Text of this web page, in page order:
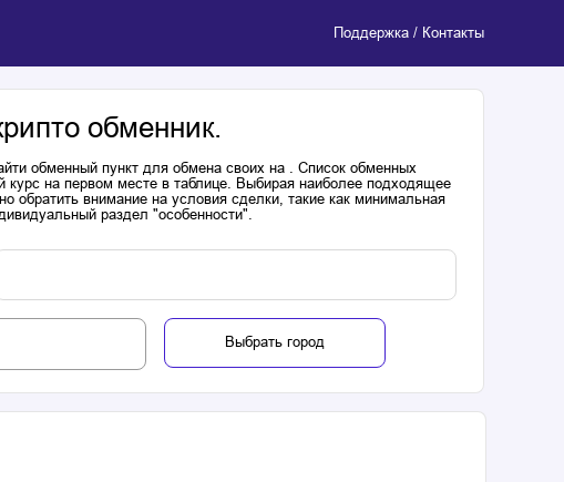
Поддержка / Контакты
обменник.
обменный пункт для обмена своих на . Список обменных
курс на первом месте в таблице. Выбирая наиболее подходящее
внимание на условия сделки, такие как минимальная
раздел "особенности".
Выбрать город